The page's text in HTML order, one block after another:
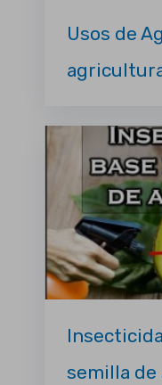
Usos de
semilla de